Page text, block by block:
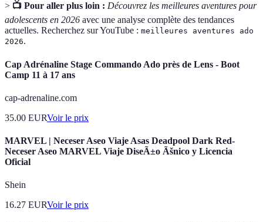
> 📺 Pour aller plus loin : Découvrez les meilleures aventures pour
adolescents en 2026 avec une analyse complète des tendances
actuelles. Recherchez sur YouTube : meilleures aventures ado
2026.
Cap Adrénaline Stage Commando Ado près de Lens - Boot
Camp 11 à 17 ans
cap-adrenaline.com
35.00 EURVoir le prix
MARVEL | Neceser Aseo Viaje Asas Deadpool Dark Red-
Neceser Aseo MARVEL Viaje DiseÃ±o Ãšnico y Licencia
Oficial
Shein
16.27 EURVoir le prix